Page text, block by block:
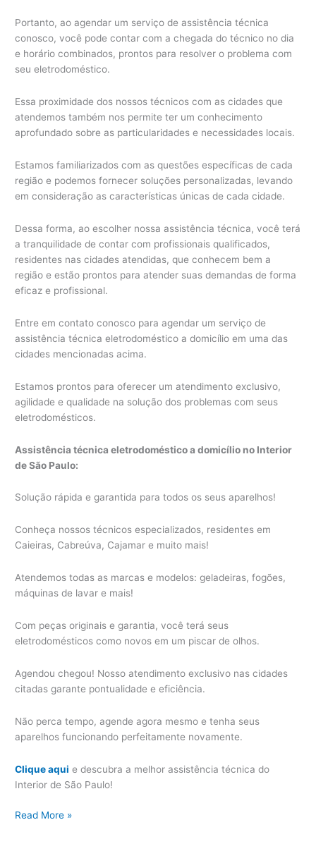
Portanto, ao agendar um serviço de assistência técnica
conosco, você pode contar com a chegada do técnico no dia
e horário combinados, prontos para resolver o problema com
seu eletrodoméstico.
Essa proximidade dos nossos técnicos com as cidades que
atendemos também nos permite ter um conhecimento
aprofundado sobre as particularidades e necessidades locais.
Estamos familiarizados com as questões específicas de cada
região e podemos fornecer soluções personalizadas, levando
em consideração as características únicas de cada cidade.
Dessa forma, ao escolher nossa assistência técnica, você terá
a tranquilidade de contar com profissionais qualificados,
residentes nas cidades atendidas, que conhecem bem a
região e estão prontos para atender suas demandas de forma
eficaz e profissional.
Entre em contato conosco para agendar um serviço de
assistência técnica eletrodoméstico a domicílio em uma das
cidades mencionadas acima.
Estamos prontos para oferecer um atendimento exclusivo,
agilidade e qualidade na solução dos problemas com seus
eletrodomésticos.
Assistência técnica eletrodoméstico a domicílio no Interior
de São Paulo:
Solução rápida e garantida para todos os seus aparelhos!
Conheça nossos técnicos especializados, residentes em
Caieiras, Cabreúva, Cajamar e muito mais!
Atendemos todas as marcas e modelos: geladeiras, fogões,
máquinas de lavar e mais!
Com peças originais e garantia, você terá seus
eletrodomésticos como novos em um piscar de olhos.
Agendou chegou! Nosso atendimento exclusivo nas cidades
citadas garante pontualidade e eficiência.
Não perca tempo, agende agora mesmo e tenha seus
aparelhos funcionando perfeitamente novamente.
Clique aqui e descubra a melhor assistência técnica do
Interior de São Paulo!
Jundiaí
Read More »